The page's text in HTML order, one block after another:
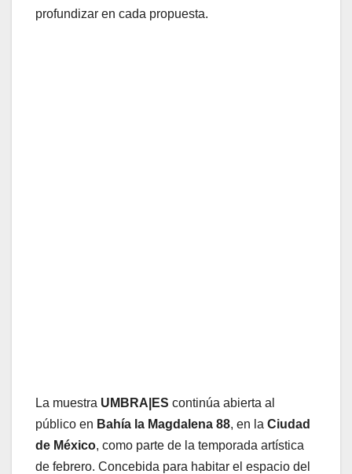
profundizar en cada propuesta.
La muestra UMBRA|ES continúa abierta al
público en Bahía la Magdalena 88, en la Ciudad
de México, como parte de la temporada artística
de febrero. Concebida para habitar el espacio del